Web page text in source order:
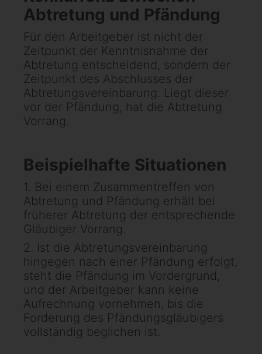
Abtretung und Pfändung
Für den Arbeitgeber ist nicht der
Zeitpunkt der Kenntnisnahme der
Abtretung entscheidend, sondern der
Zeitpunkt des Abschlusses der
Abtretungsvereinbarung. Liegt dieser
vor der Pfändung, hat die Abtretung
Vorrang.
Beispielhafte Situationen
1. Bei einem Zusammentreffen von
Abtretung und Pfändung erhält bei
früherer Abtretung der entsprechende
Gläubiger Vorrang.
2. Ist die Abtretungsvereinbarung
hingegen nach einer Pfändung erfolgt,
steht die Pfändung im Vordergrund,
und der Arbeitgeber kann keine
Aufrechnung vornehmen, bis die
Forderung des Pfändungsgläubigers
vollständig beglichen ist.